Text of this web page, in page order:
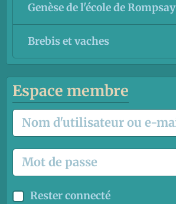
Genèse de l'école de Rompsay
Brebis et vaches
Espace membre
Rester connecté